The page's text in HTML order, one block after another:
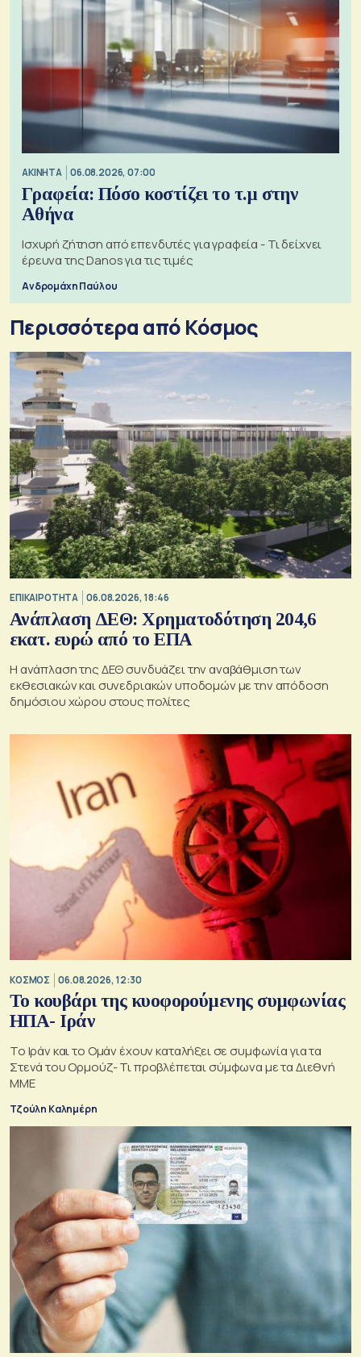
ΑΚΙΝΗΤΑ 06.08.2026, 07:00
Γραφεία: Πόσο κοστίζει το τ.μ στην
Αθήνα
Ισχυρή ζήτηση από επενδυτές για γραφεία - Τι δείχνει
έρευνα της Danos για τις τιμές
Ανδρομάχη Παύλου
Περισσότερα από Κόσμος
ΕΠΙΚΑΙΡΟΤΗΤΑ 06.08.2026, 18:46
Ανάπλαση ΔΕΘ: Χρηματοδότηση 204,6
εκατ. ευρώ από το ΕΠΑ
Η ανάπλαση της ΔΕΘ συνδυάζει την αναβάθμιση των
εκθεσιακών και συνεδριακών υποδομών με την απόδοση
δημόσιου χώρου στους πολίτες
ΚΟΣΜΟΣ 06.08.2026, 12:30
Το κουβάρι της κυοφορούμενης συμφωνίας
ΗΠΑ- Ιράν
Το Ιράν και το Ομάν έχουν καταλήξει σε συμφωνία για τα
Στενά του Ορμούζ- Τι προβλέπεται σύμφωνα με τα Διεθνή
ΜΜΕ
Τζούλη Καλημέρη